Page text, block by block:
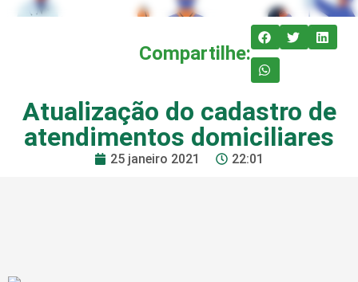
Compartilhe:
Atualização do cadastro de
atendimentos domiciliares
25 janeiro 2021 22:01